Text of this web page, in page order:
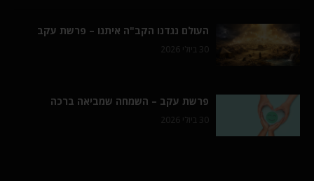
העולם נגדנו הקב"ה איתנו – פרשת עקב
30 ביולי 2026
פרשת עקב – השמחה שמביאה ברכה
30 ביולי 2026